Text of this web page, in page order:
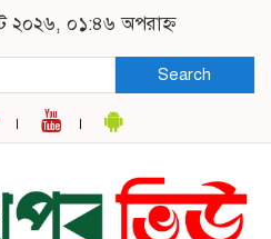
২০২৬, ০১:৪৬ অপরাহ্ন
Search